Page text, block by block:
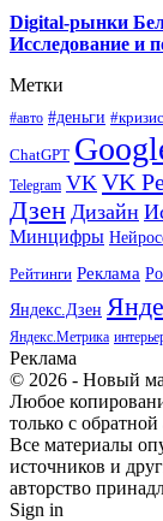
Digital-рынки
Исследование и
Метки
#авто #деньги #кризис
ChatGPT
Telegram VK VK
Дзен Дизайн
Минцифры
Рейтинги Реклама
Яндекс.Дзен
Яндекс.Метрика
Реклама
© 2026 - Новый
Любое
только с
Все материалы
источников и
авторство
Sign in